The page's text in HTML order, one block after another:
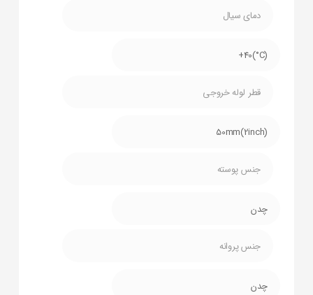
دمای سیال
(C°)40+
قطر لوله خروجی
50mm(2inch)
جنس پوسته
چدن
جنس پروانه
چدن